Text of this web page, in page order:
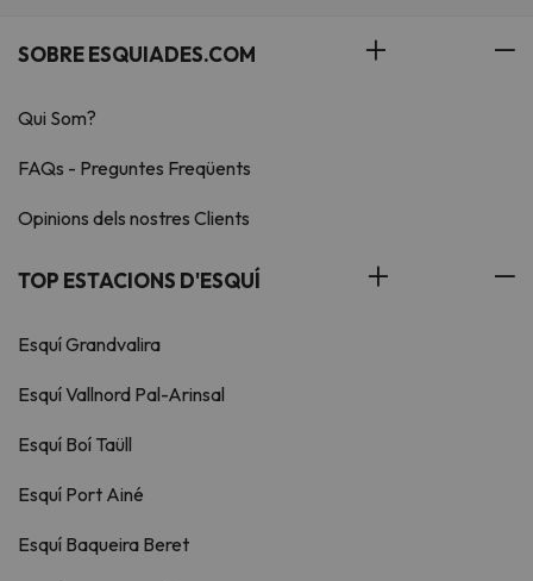
SOBRE ESQUIADES.COM
Qui Som?
FAQs - Preguntes Freqüents
Opinions dels nostres Clients
TOP ESTACIONS D'ESQUÍ
Esquí Grandvalira
Esquí Vallnord Pal-Arinsal
Esquí Boí Taüll
Esquí Port Ainé
Esquí Baqueira Beret